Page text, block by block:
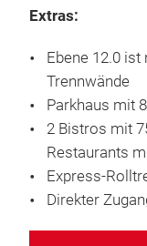
Extras:
Ebene 12.0
Trennwände
Parkhaus mit
2 Bistros mit
Restaurants
Express-
Direkter